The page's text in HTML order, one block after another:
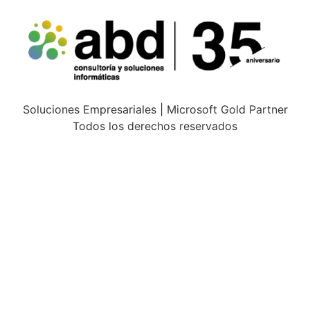
Soluciones Empresariales | Microsoft Gold Partner
Todos los derechos reservados